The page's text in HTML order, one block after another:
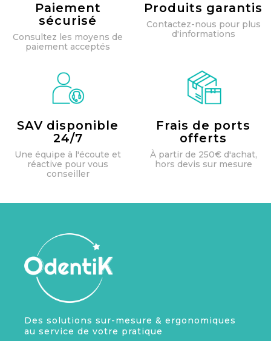
Paiement
sécurisé
Consultez les moyens de
paiement acceptés
Produits garantis
Contactez-nous pour plus
d'informations
SAV disponible
24/7
Une équipe à l'écoute et
réactive pour vous
conseiller
Frais de ports
offerts
À partir de 250€ d'achat,
hors devis sur mesure
Des solutions sur-mesure & ergonomiques
au service de votre pratique